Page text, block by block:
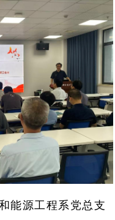
能源工程系党总支